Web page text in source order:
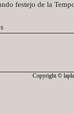
festejo de la
Copyright ©